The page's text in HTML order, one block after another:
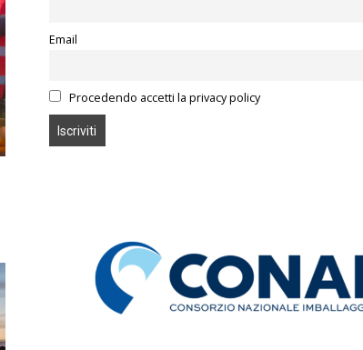
Email
Procedendo accetti la privacy policy